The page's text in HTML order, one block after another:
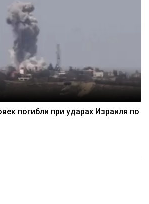
погибли при ударах Израиля по